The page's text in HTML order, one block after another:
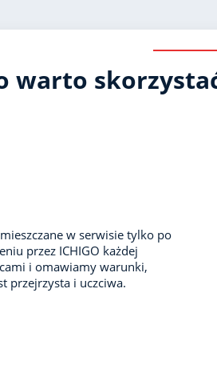
warto
w serwisie tylko po
przez ICHIGO każdej
i omawiamy warunki,
przejrzysta i uczciwa.